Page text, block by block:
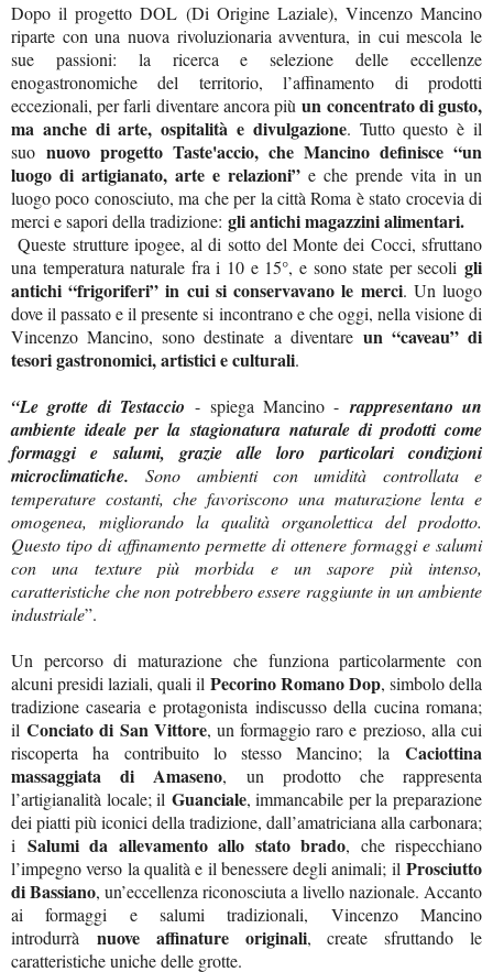
Dopo il progetto DOL (Di Origine Laziale), Vincenzo Mancino
riparte con una nuova rivoluzionaria avventura, in cui mescola le
sue passioni: la ricerca e selezione delle eccellenze
enogastronomiche del territorio, l’affinamento di prodotti
eccezionali, per farli diventare ancora piùun concentrato di gusto,
ma anche di arte, ospitalità e divulgazione. Tutto questo è il
suo nuovo progetto Taste'accio, che Mancino definisce “un
luogo di artigianato, arte e relazioni”e che prende vita in un
luogo poco conosciuto, ma che per la città Roma è stato crocevia di
merci e sapori della tradizione: gli antichi magazzini alimentari.
Queste strutture ipogee, al di sotto del Monte dei Cocci, sfruttano
una temperatura naturale fra i 10 e 15°, e sono state per secoli gli
antichi “frigoriferi” in cui si conservavano le merci. Un luogo
dove il passato e il presente si incontrano e che oggi, nella visione di
Vincenzo Mancino, sono destinate a diventare un “caveau” di
tesori gastronomici, artistici e culturali.
“Le grotte di Testaccio- spiega Mancino - rappresentano un
ambiente ideale per la stagionatura naturale di prodotti come
formaggi e salumi, grazie alle loro particolari condizioni
microclimatiche.
Sono ambienti con umidità controllata e
temperature costanti, che favoriscono una maturazione lenta e
omogenea, migliorando la qualità organolettica del prodotto.
Questo tipo di affinamento permette di ottenere formaggi e salumi
con una texture più morbida e un sapore più intenso,
caratteristiche che non potrebbero essere raggiunte in un ambiente
industriale”.
Un percorso di maturazione che funziona particolarmente con
alcuni presidi laziali, quali il Pecorino Romano Dop, simbolo della
tradizione casearia e protagonista indiscusso della cucina romana;
ilConciato di San Vittore, un formaggio raro e prezioso, alla cui
riscoperta ha contribuito lo stesso Mancino; la Caciottina
massaggiata di Amaseno, un prodotto che rappresenta
l’artigianalità locale; il Guanciale, immancabile per la preparazione
dei piatti più iconici della tradizione, dall’amatriciana alla carbonara;
i Salumi da allevamento allo stato brado, che rispecchiano
l’impegno verso la qualità e il benessere degli animali; il Prosciutto
di Bassiano, un’eccellenza riconosciuta a livello nazionale. Accanto
ai formaggi e salumi tradizionali, Vincenzo Mancino
introdurrà nuove affinature originali, create sfruttando le
caratteristiche uniche delle grotte.